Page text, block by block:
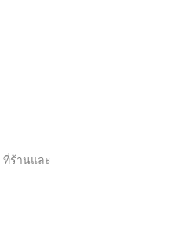
ที่ร้านและ